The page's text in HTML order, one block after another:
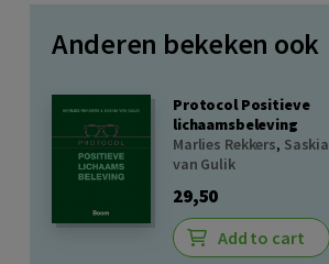
Anderen bekeken ook
Protocol Positieve
lichaamsbeleving
Marlies Rekkers, Saskia
van Gulik
29,50
Add to cart